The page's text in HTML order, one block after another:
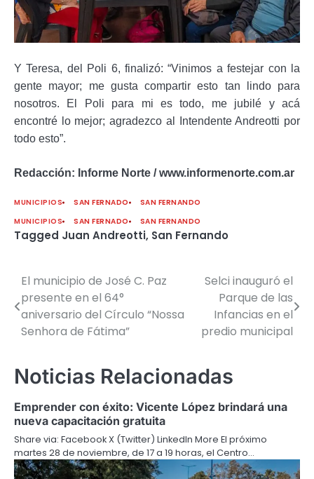
YTeresa, del Poli 6, finalizó: “Vinimos a festejar con la
gente mayor; me gusta compartir esto tan lindo para
nosotros. El Poli para mi es todo, me jubilé y acá
encontré lo mejor; agradezco al Intendente Andreotti por
todo esto”.
Redacción: Informe Norte / www.informenorte.com.ar
MUNICIPIOS SAN FERNADO
SAN FERNANDO
MUNICIPIOS
SAN FERNADO SAN FERNANDO
Tagged Juan Andreotti, San Fernando
Navegación
de
entradas
El municipio de José C. Paz
presente en el 64°
aniversario del Círculo “Nossa
Senhora de Fátima”
Selci inauguró el
Parque de las
Infancias en el
predio municipal
Noticias Relacionadas
Emprender con éxito: Vicente López brindará una
nueva capacitación gratuita
Share via: Facebook X (Twitter) LinkedIn More El próximo
martes 28 de noviembre, de 17 a 19 horas, el Centro…